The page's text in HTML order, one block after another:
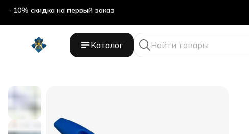
- 10% скидка на первый заказ
Каталог